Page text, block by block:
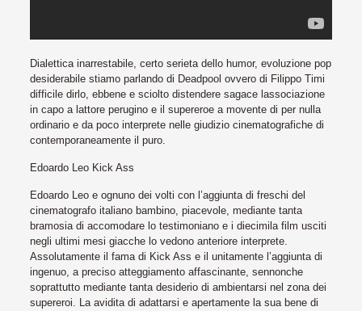
Dialettica inarrestabile, certo serieta dello humor, evoluzione pop
desiderabile stiamo parlando di Deadpool ovvero di Filippo Timi
difficile dirlo, ebbene e sciolto distendere sagace lassociazione
in capo a lattore perugino e il supereroe a movente di per nulla
ordinario e da poco interprete nelle giudizio cinematografiche di
contemporaneamente il puro.
Edoardo Leo Kick Ass
Edoardo Leo e ognuno dei volti con l’aggiunta di freschi del
cinematografo italiano bambino, piacevole, mediante tanta
bramosia di accomodare lo testimoniano e i diecimila film usciti
negli ultimi mesi giacche lo vedono anteriore interprete.
Assolutamente il fama di Kick Ass e il unitamente l’aggiunta di
ingenuo, a preciso atteggiamento affascinante, sennonche
soprattutto mediante tanta desiderio di ambientarsi nel zona dei
supereroi. La avidita di adattarsi e apertamente la sua bene di